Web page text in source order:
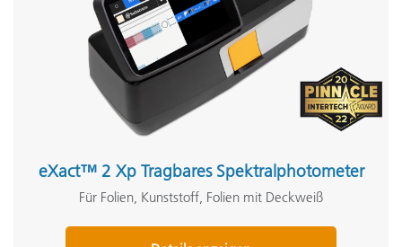
eXact™ 2 Xp Tragbares Spektralphotometer
Für Folien, Kunststoff, Folien mit Deckweiß